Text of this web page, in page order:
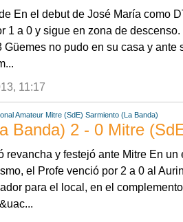
En el debut de José María como
1 a 0 y sigue en zona de
Güemes no pudo en su casa y ante
11:17
Amateur Mitre (SdE) Sarmiento (La Banda)
Banda) 2 - 0 Mitre
revancha y festejó ante Mitre En un
el Profe venció por 2 a 0 al
para el local, en el